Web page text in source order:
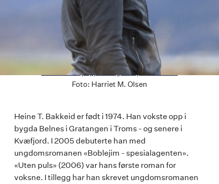
Last ned høyoppløselig versjon av bildet
Foto: Harriet M. Olsen
Heine
T.
Bakkeid
Heine T. Bakkeid er født i 1974. Han vokste opp i
bygda Belnes i Gratangen i Troms - og senere i
Kvæfjord. I 2005 debuterte han med
ungdomsromanen «Boblejim - spesialagenten».
«Uten puls» (2006) var hans første roman for
voksne. I tillegg har han skrevet ungdomsromanen